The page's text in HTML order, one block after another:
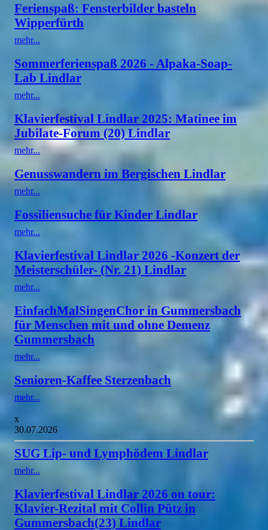
Ferienspaß: Fensterbilder basteln
Wipperfürth
mehr...
Sommerferienspaß 2026 - Alpaka-Soap-
Lab Lindlar
mehr...
Klavierfestival Lindlar 2025: Matinee im
Jubilate-Forum (20) Lindlar
mehr...
Genusswandern im Bergischen Lindlar
mehr...
Fossiliensuche für Kinder Lindlar
mehr...
Klavierfestival Lindlar 2026 -Konzert der
Meisterschüler- (Nr. 21) Lindlar
mehr...
EinfachMalSingenChor in Gummersbach
für Menschen mit und ohne Demenz
Gummersbach
mehr...
Senioren-Kaffee Sterzenbach
mehr...
x
30.07.2026
SUG Lip- und Lymphödem Lindlar
mehr...
Klavierfestival Lindlar 2026 on tour:
Klavier-Rezital mit Collin Pütz in
Gummersbach(23) Lindlar